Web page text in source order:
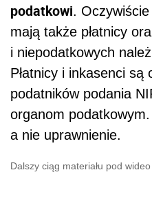
podatkowi.
mają także płatnicy
i niepodatkowych
Płatnicy i inkasenci są
podatników podania
organom
a nie uprawnienie.
Dalszy ciąg materiału pod wideo